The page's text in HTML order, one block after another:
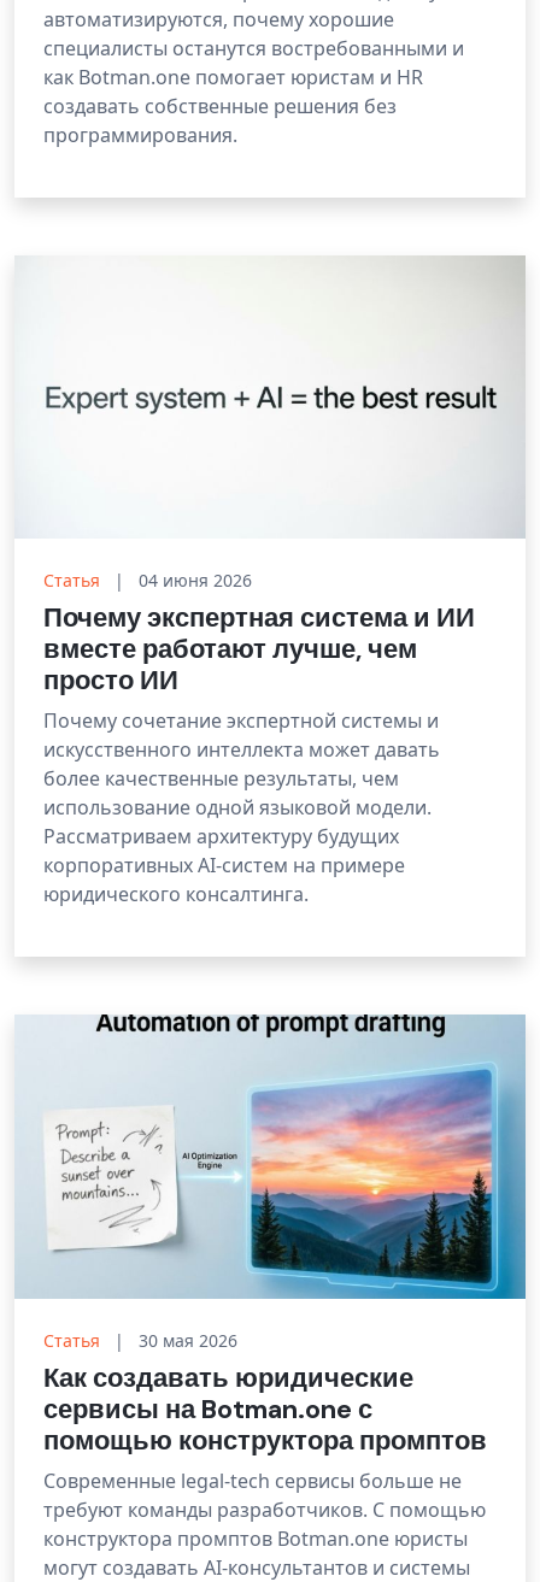
автоматизируются, почему хорошие
специалисты останутся востребованными и
как Botman.one помогает юристам и HR
создавать собственные решения без
программирования.
Статья | 04 июня 2026
Почему экспертная система и ИИ
вместе работают лучше, чем
просто ИИ
Почему сочетание экспертной системы и
искусственного интеллекта может давать
более качественные результаты, чем
использование одной языковой модели.
Рассматриваем архитектуру будущих
корпоративных AI-систем на примере
юридического консалтинга.
Статья | 30 мая 2026
Как создавать юридические
сервисы на Botman.one с
помощью конструктора промптов
Современные legal-tech сервисы больше не
требуют команды разработчиков. С помощью
конструктора промптов Botman.one юристы
могут создавать AI-консультантов и системы